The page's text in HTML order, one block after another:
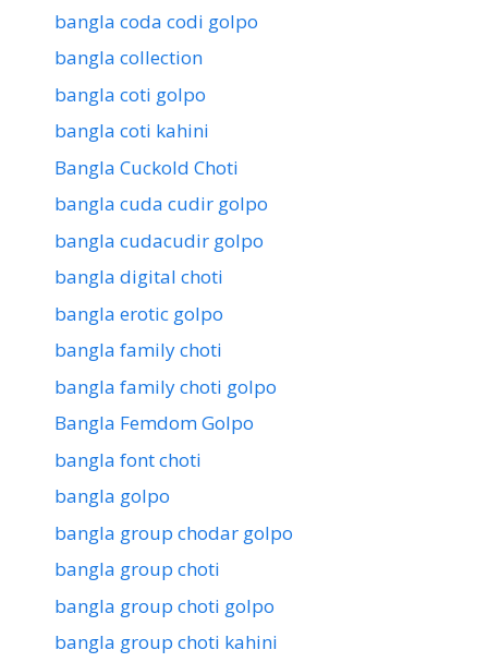
bangla coda codi golpo
bangla collection
bangla coti golpo
bangla coti kahini
Bangla Cuckold Choti
bangla cuda cudir golpo
bangla cudacudir golpo
bangla digital choti
bangla erotic golpo
bangla family choti
bangla family choti golpo
Bangla Femdom Golpo
bangla font choti
bangla golpo
bangla group chodar golpo
bangla group choti
bangla group choti golpo
bangla group choti kahini